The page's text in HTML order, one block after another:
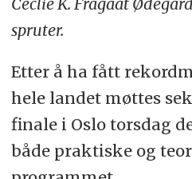
spruter.
Etter å ha fått
hele landet møttes
finale i Oslo torsdag
både praktiske og